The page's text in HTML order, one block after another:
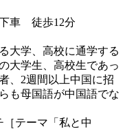
下車 徒歩12分
大学、高校に通学する
大学生、高校生であっ
、2週間以上中国に招
も母国語が中国語でな
テーマ「私と中